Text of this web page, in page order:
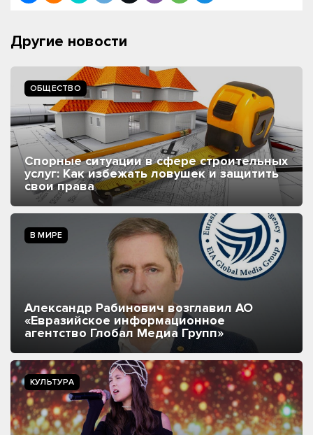
Другие новости
ОБЩЕСТВО
Спорные ситуации в сфере строительных
услуг: Как избежать ловушек и защитить
свои права
В МИРЕ
Александр Рабинович возглавил АО
«Евразийское информационное
агентство Глобал Медиа Групп»
КУЛЬТУРА